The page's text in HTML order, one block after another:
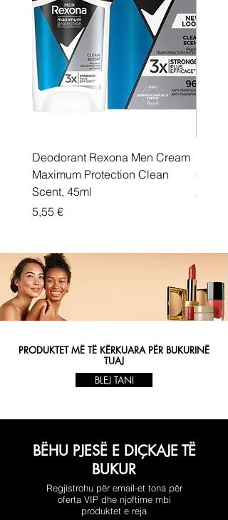
Deodorant Rexona Men Cream
Maximum Protection Clean
Scent, 45ml
Price
5,55 €
Price
5,55 €
PRODUKTET MË TË KËRKUARA PËR BUKURINË
TUAJ
BLEJ TANI
BËHU PJESË E DIÇKAJE TË
BUKUR
Regjistrohu për email-et tona për
oferta VIP dhe njoftime mbi
produktet e reja